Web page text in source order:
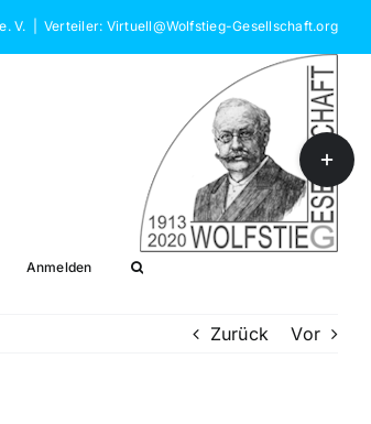
V. Verteiler: Virtuell@Wolfstieg-Gesellschaft.org
Anmelden
Zurück Vor
Toggle
Sliding
Bar
Area